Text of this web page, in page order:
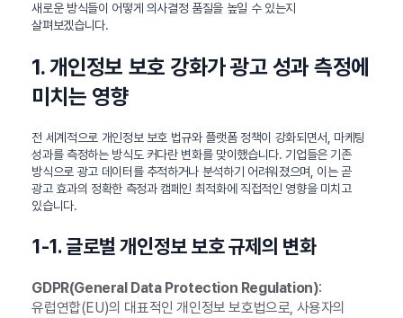
새로운 방식들이 어떻게 의사결정 품질을 높일 수 있는지
살펴보겠습니다.
1. 개인정보 보호 강화가 광고 성과 측정에
미치는 영향
전 세계적으로 개인정보 보호 법규와 플랫폼 정책이 강화되면서, 마케팅
성과를 측정하는 방식도 커다란 변화를 맞이했습니다. 기업들은 기존
방식으로 광고 데이터를 추적하거나 분석하기 어려워졌으며, 이는 곧
광고 효과의 정확한 측정과 캠페인 최적화에 직접적인 영향을 미치고
있습니다.
1-1. 글로벌 개인정보 보호 규제의 변화
GDPR(General Data Protection Regulation):
유럽연합(EU)의 대표적인 개인정보 보호법으로, 사용자의